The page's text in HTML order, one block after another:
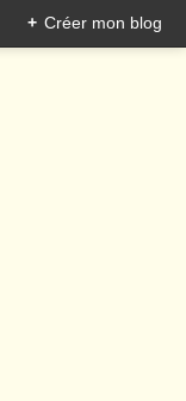
+ Créer mon blog